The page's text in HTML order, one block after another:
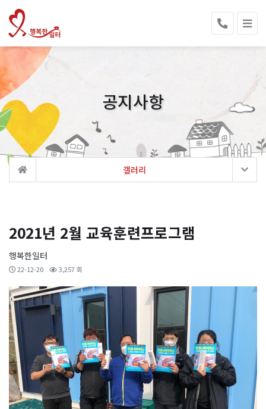
공지사항
갤러리
2021년 2월 교육훈련프로그램
행복한일터
22-12-20 3,257 회